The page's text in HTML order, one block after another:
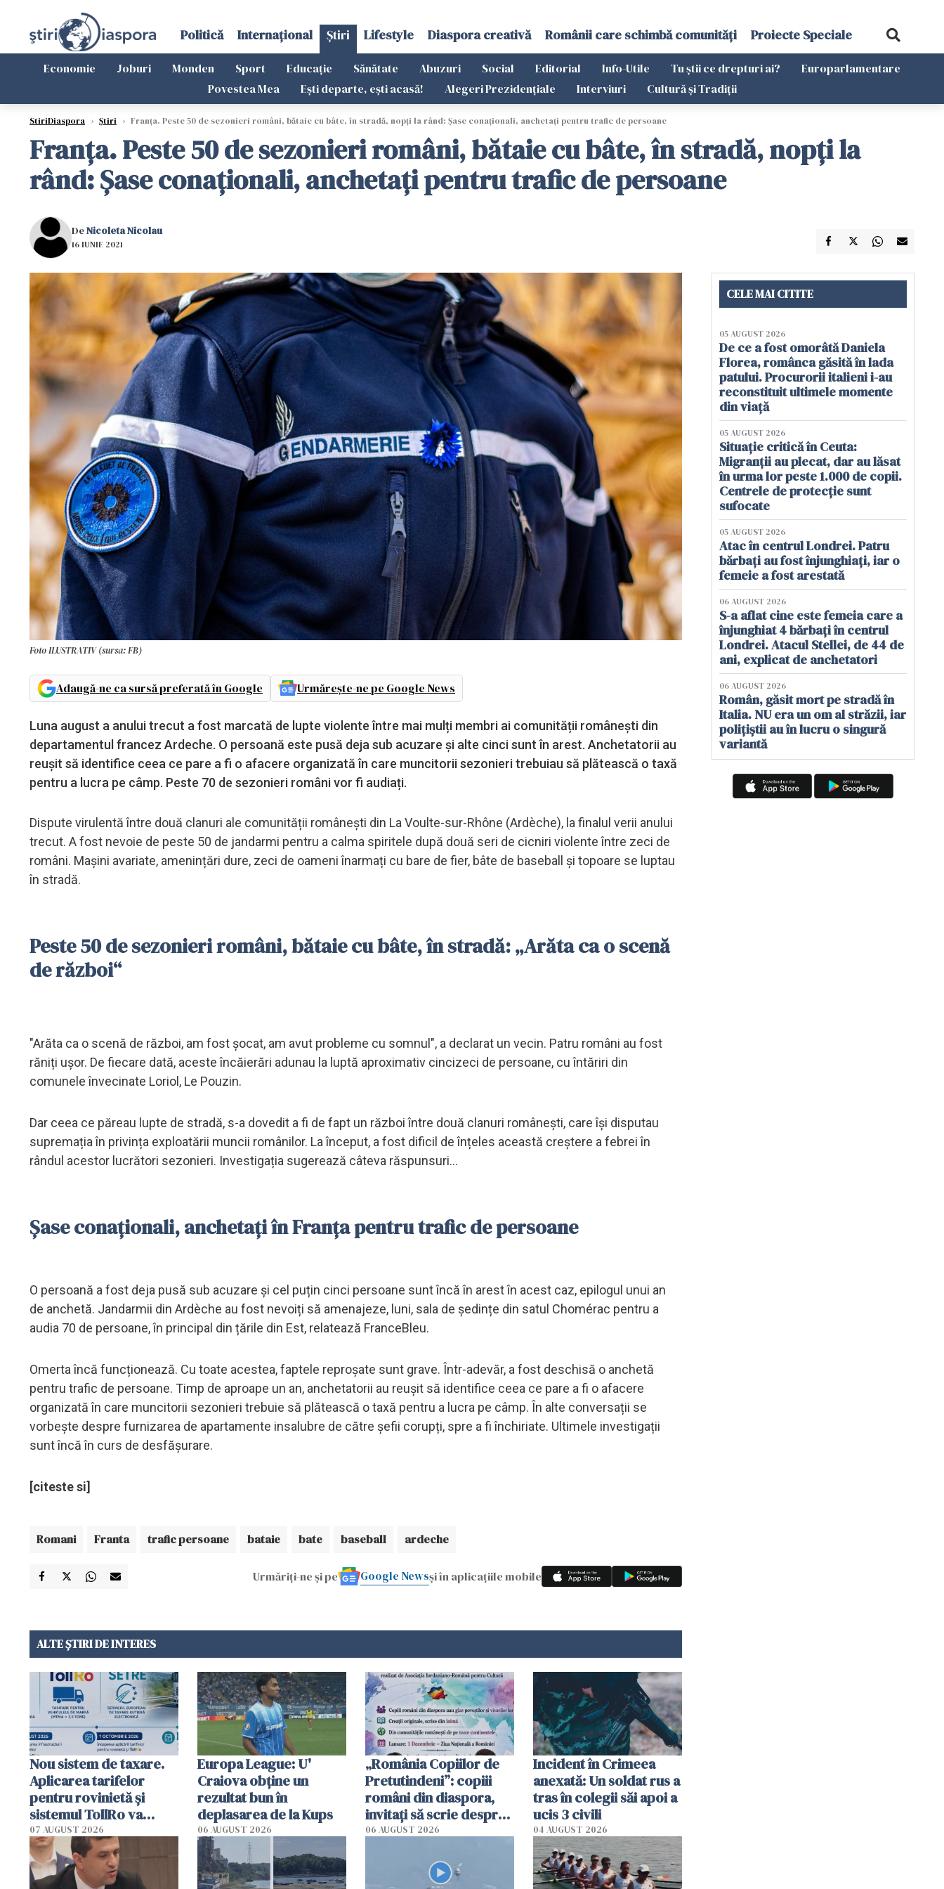
Politică Internațional Știri Lifestyle Diaspora creativă Românii care schimbă comunități Proiecte Speciale
Economie Joburi Monden Sport Educație Sănătate Abuzuri Social Editorial Info-Utile Tu știi ce drepturi ai?
Europarlamentare
Povestea Mea
Ești departe, ești acasă! Alegeri Prezidențiale Interviuri Cultură și Tradiții
StiriDiaspora › Știri › Franța. Peste 50 de sezonieri români, bătaie cu bâte, în stradă, nopți la rând: Șase conaționali, anchetați pentru trafic de persoane
Franța. Peste 50 de sezonieri români, bătaie cu bâte, în stradă, nopți la
rând: Șase conaționali, anchetați pentru trafic de persoane
DeNicoleta Nicolau
16 IUNIE 2021
Foto ILUSTRATIV (sursa: FB)
Adaugă-ne ca sursă preferată în Google Urmărește-ne pe Google News
Luna august a anului trecut a fost marcată de lupte violente între mai mulți membri ai comunității românești din
departamentul francez Ardeche. O persoană este pusă deja sub acuzare și alte cinci sunt în arest. Anchetatorii au
reușit să identifice ceea ce pare a fi o afacere organizată în care muncitorii sezonieri trebuiau să plătească o taxă
pentru a lucra pe câmp. Peste 70 de sezonieri români vor fi audiați.
Dispute virulentă între două clanuri ale comunității românești din La Voulte-sur-Rhône (Ardèche), la finalul verii anului
trecut. A fost nevoie de peste 50 de jandarmi pentru a calma spiritele după două seri de cicniri violente între zeci de
români. Mașini avariate, amenințări dure, zeci de oameni înarmați cu bare de fier, bâte de baseball și topoare se luptau
în stradă.
Peste 50 de sezonieri români, bătaie cu bâte, în stradă: „Arăta ca o scenă
de război“
"Arăta ca o scenă de război, am fost șocat, am avut probleme cu somnul", a declarat un vecin. Patru români au fost
răniți ușor. De fiecare dată, aceste încăierări adunau la luptă aproximativ cincizeci de persoane, cu întăriri din
comunele învecinate Loriol, Le Pouzin.
Dar ceea ce păreau lupte de stradă, s-a dovedit a fi de fapt un război între două clanuri românești, care își disputau
supremația în privința exploatării muncii românilor. La început, a fost dificil de înțeles această creștere a febrei în
rândul acestor lucrători sezonieri. Investigația sugerează câteva răspunsuri...
Șase conaționali, anchetați în Franța pentru trafic de persoane
O persoană a fost deja pusă sub acuzare și cel puțin cinci persoane sunt încă în arest în acest caz, epilogul unui an
de anchetă. Jandarmii din Ardèche au fost nevoiți să amenajeze, luni, sala de ședințe din satul Chomérac pentru a
audia 70 de persoane, în principal din țările din Est, relatează FranceBleu.
Omerta încă funcționează. Cu toate acestea, faptele reproșate sunt grave. Într-adevăr, a fost deschisă o anchetă
pentru trafic de persoane. Timp de aproape un an, anchetatorii au reușit să identifice ceea ce pare a fi o afacere
organizată în care muncitorii sezonieri trebuie să plătească o taxă pentru a lucra pe câmp. În alte conversații se
vorbește despre furnizarea de apartamente insalubre de către șefii corupți, spre a fi închiriate. Ultimele investigații
sunt încă în curs de desfășurare.
[citeste si]
Romani Franta trafic persoane bataie bate baseball ardeche
Urmăriți-ne și pe Google Newsși în aplicațiile mobile
ALTE ȘTIRI DE INTERES
Nou sistem de taxare.
Aplicarea tarifelor
pentru rovinietă şi
sistemul TollRo va
începe la 1 octombrie
07 AUGUST 2026
Europa League: U'
Craiova obține un
rezultat bun în
deplasarea de la Kups
06 AUGUST 2026
„România Copiilor de
Pretutindeni”: copiii
români din diaspora,
invitați să scrie despre
România într-un volum
06 AUGUST 2026
Incident în Crimeea
anexată: Un soldat rus a
tras în colegii săi apoi a
ucis 3 civili
04 AUGUST 2026
CELE MAI CITITE
05 AUGUST 2026
De ce a fost omorâtă Daniela
Florea, românca găsită în lada
patului. Procurorii italieni i-au
reconstituit ultimele momente
din viață
05 AUGUST 2026
Situație critică în Ceuta:
Migranții au plecat, dar au lăsat
în urma lor peste 1.000 de copii.
Centrele de protecție sunt
sufocate
05 AUGUST 2026
Atac în centrul Londrei. Patru
bărbați au fost înjunghiați, iar o
femeie a fost arestată
06 AUGUST 2026
S-a aflat cine este femeia care a
înjunghiat 4 bărbați în centrul
Londrei. Atacul Stellei, de 44 de
ani, explicat de anchetatori
06 AUGUST 2026
Român, găsit mort pe stradă în
Italia. NU era un om al străzii, iar
polițiștii au în lucru o singură
variantă